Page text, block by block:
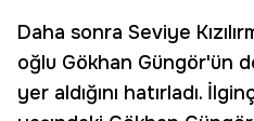
Daha sonra Seviye
oğlu Gökhan Güngör'ün
yer aldığını hatırladı.